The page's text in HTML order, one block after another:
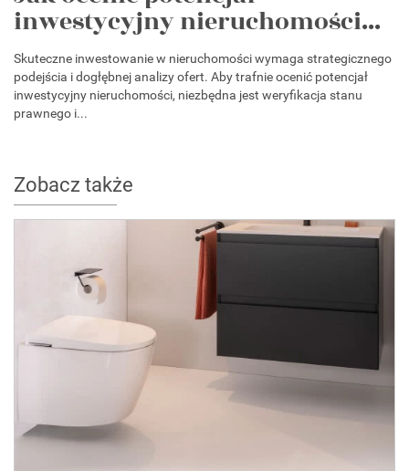
inwestycyjny nieruchomości...
Skuteczne inwestowanie w nieruchomości wymaga strategicznego
podejścia i dogłębnej analizy ofert. Aby trafnie ocenić potencjał
inwestycyjny nieruchomości, niezbędna jest weryfikacja stanu
prawnego i...
Zobacz także